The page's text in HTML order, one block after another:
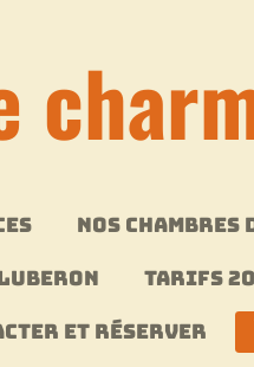
NOS
TARIFS
ET RÉSERVER